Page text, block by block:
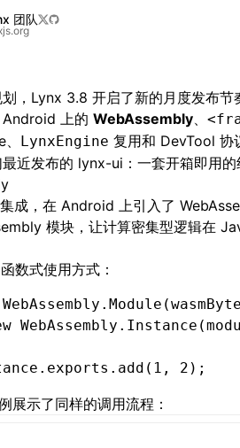
团队
，Lynx 3.8 开启了新的月度发布
上的 WebAssembly、
LynxEngine 复用和 DevTool 协
近发布的 lynx-ui ：一套开箱即用
成，在 Android 上引入了
模块，让计算密集型逻辑在
数式使用方式：
WebAssembly .Module
WebAssembly .Instance (
. exports .add ( 1 , 2 );
展示了同样的调用流程：